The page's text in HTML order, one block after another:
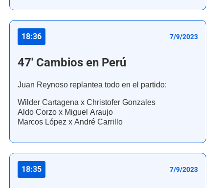
18:36 7/9/2023
47' Cambios en Perú
Juan Reynoso replantea todo en el partido:
Wilder Cartagena x Christofer Gonzales
Aldo Corzo x Miguel Araujo
Marcos López x André Carrillo
18:35 7/9/2023